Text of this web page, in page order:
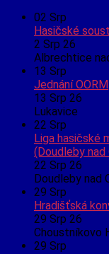
02 Srp
Hasičské
2 Srp 26
Albrechtice
13 Srp
Jednání OORM
13 Srp 26
Lukavice
22 Srp
Liga hasičské
(Doudleby nad
22 Srp 26
Doudleby nad
29 Srp
Hradišťská
29 Srp 26
Choustníkovo
29 Srp